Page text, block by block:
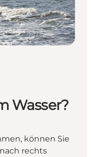
Wasser?
können Sie
rechts